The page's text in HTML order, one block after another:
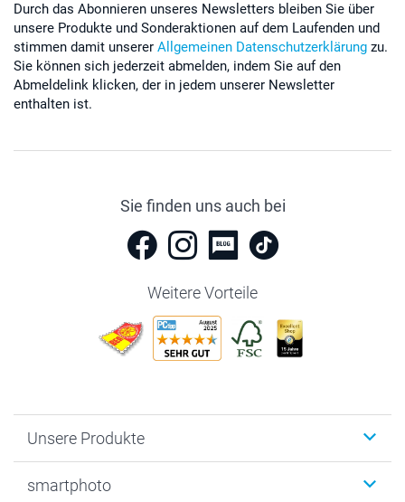
Durch das Abonnieren unseres Newsletters bleiben Sie über
unsere Produkte und Sonderaktionen auf dem Laufenden und
stimmen damit unserer Allgemeinen Datenschutzerklärung zu.
Sie können sich jederzeit abmelden, indem Sie auf den
Abmeldelink klicken, der in jedem unserer Newsletter
enthalten ist.
Sie finden uns auch bei
Weitere Vorteile
Unsere Produkte
Fotogeschenke
smartphoto